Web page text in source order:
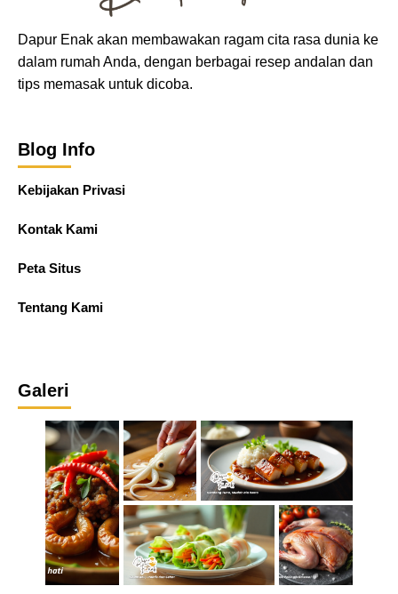
Dapur Enak akan membawakan ragam cita rasa dunia ke
dalam rumah Anda, dengan berbagai resep andalan dan
tips memasak untuk dicoba.
Blog Info
Kebijakan Privasi
Kontak Kami
Peta Situs
Tentang Kami
Galeri